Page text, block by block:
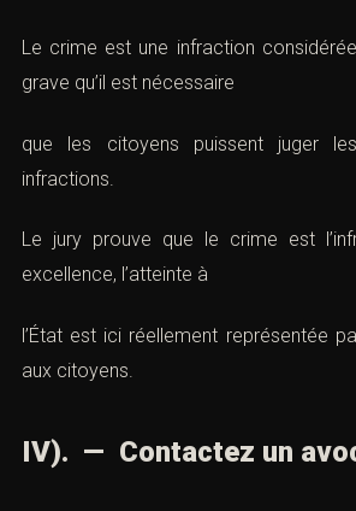
Le crime est une infraction
grave qu’il est nécessaire
que les citoyens puissent juger
infractions.
Le jury prouve que le crime est
excellence, l’atteinte à
l’État est ici réellement représentée
aux citoyens.
IV). — Contactez un